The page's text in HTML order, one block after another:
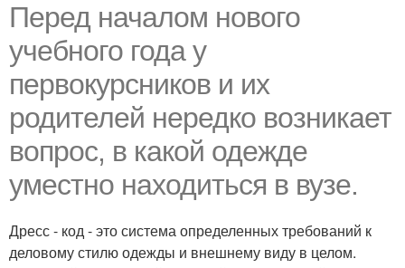
Перед началом нового
учебного года у
первокурсников и их
родителей нередко возникает
вопрос, в какой одежде
уместно находиться в вузе.
Дресс - код - это система определенных требований к
деловому стилю одежды и внешнему виду в целом.